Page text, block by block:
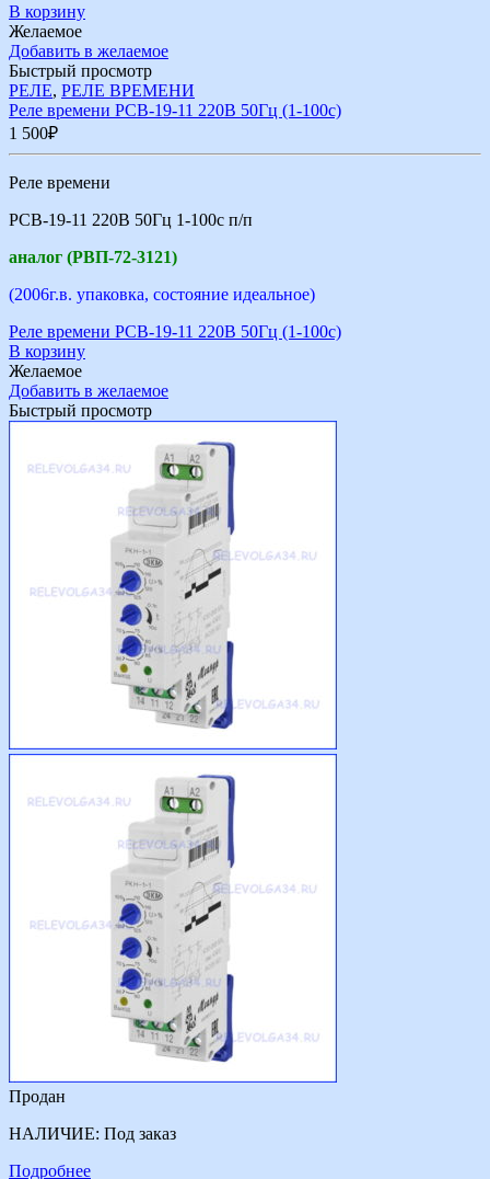
В корзину
Желаемое
Добавить в желаемое
Быстрый просмотр
РЕЛЕ, РЕЛЕ ВРЕМЕНИ
Реле времени РСВ-19-11 220В 50Гц (1-100с)
1 500₽
Реле времени
РСВ-19-11 220В 50Гц 1-100с п/п
аналог (РВП-72-3121)
(2006г.в. упаковка, состояние идеальное)
Реле времени РСВ-19-11 220В 50Гц (1-100с)
В корзину
Желаемое
Добавить в желаемое
Быстрый просмотр
Продан
НАЛИЧИЕ: Под заказ
Подробнее